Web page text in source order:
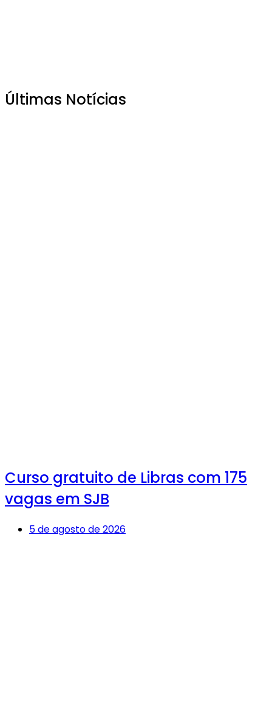
Últimas Notícias
Curso gratuito de Libras com 175
vagas em SJB
5 de agosto de 2026